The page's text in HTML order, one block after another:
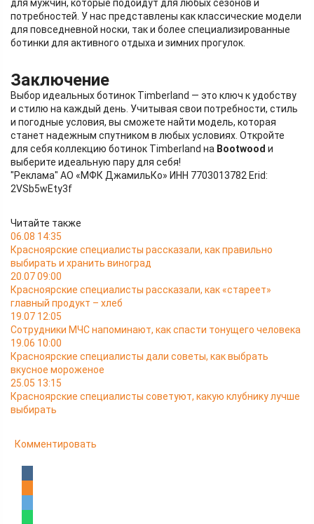
для мужчин, которые подойдут для любых сезонов и
потребностей. У нас представлены как классические модели
для повседневной носки, так и более специализированные
ботинки для активного отдыха и зимних прогулок.
Заключение
Выбор идеальных ботинок Timberland — это ключ к удобству
и стилю на каждый день. Учитывая свои потребности, стиль
и погодные условия, вы сможете найти модель, которая
станет надежным спутником в любых условиях. Откройте
для себя коллекцию ботинок Timberland на Bootwood и
выберите идеальную пару для себя!
"Реклама" АО «МФК ДжамильКо» ИНН 7703013782 Erid:
2VSb5wEty3f
Читайте также
06.08 14:35
Красноярские специалисты рассказали, как правильно
выбирать и хранить виноград
20.07 09:00
Красноярские специалисты рассказали, как «стареет»
главный продукт – хлеб
19.07 12:05
Сотрудники МЧС напоминают, как спасти тонущего человека
19.06 10:00
Красноярские специалисты дали советы, как выбрать
вкусное мороженое
25.05 13:15
Красноярские специалисты советуют, какую клубнику лучше
выбирать
Комментировать